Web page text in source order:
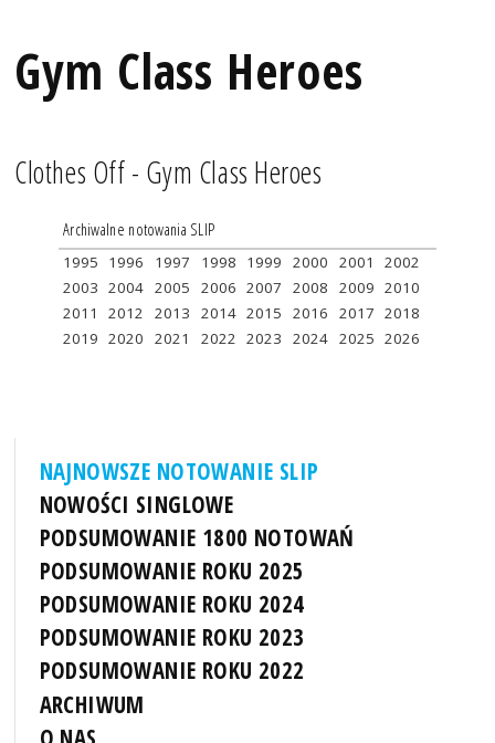
Gym Class Heroes
Clothes Off - Gym Class Heroes
Archiwalne notowania SLIP
1995 1996 1997 1998 1999 2000 2001
2002
2003 2004 2005 2006 2007 2008 2009 2010
2011
2012 2013 2014 2015 2016 2017 2018
2019 2020 2021 2022 2023 2024 2025 2026
NAJNOWSZE NOTOWANIE SLIP
NOWOŚCI SINGLOWE
PODSUMOWANIE 1800 NOTOWAŃ
PODSUMOWANIE ROKU 2025
PODSUMOWANIE ROKU 2024
PODSUMOWANIE ROKU 2023
PODSUMOWANIE ROKU 2022
ARCHIWUM